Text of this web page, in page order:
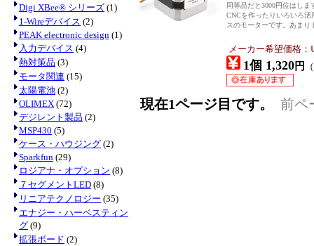
Digi XBee® シリーズ (1)
1-Wireデバイス (2)
PEAK electronic design (1)
入力デバイス (4)
熱対策品 (3)
モータ関連 (15)
太陽電池 (2)
OLIMEX (72)
デジレント製品 (2)
MSP430 (5)
ケース・ハウジング (2)
Sparkfun (29)
ロジアナ・オプション (8)
７セグメントLED (8)
リニアテクノロジー (35)
エナジー・ハーベスティン
グ (9)
拡張ボード (2)
同等品だと3000円位はしま
CNCを作ったりいろいろ
スのモーターです。あまり
メーカー希望価格：
1個 1,320円
現在1ページ目です。 前ペ